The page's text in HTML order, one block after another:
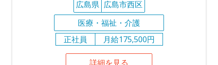
広島県 広島市西区
医療・福祉・介護
正社員
月給175,500円
詳細を見る